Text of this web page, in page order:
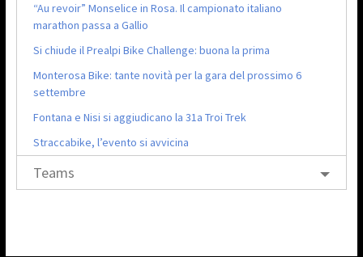
“Au revoir” Monselice in Rosa. Il campionato italiano
marathon passa a Gallio
Si chiude il Prealpi Bike Challenge: buona la prima
Monterosa Bike: tante novità per la gara del prossimo 6
settembre
Fontana e Nisi si aggiudicano la 31a Troi Trek
Straccabike, l’evento si avvicina
Teams